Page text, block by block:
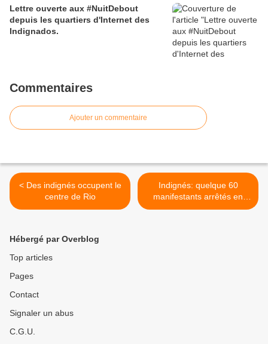
Lettre ouverte aux #NuitDebout
depuis les quartiers d'Internet des
Indignados.
Commentaires
Ajouter un commentaire
< Des indignés occupent le
centre de Rio
Indignés: quelque 60
manifestants arrêtés en
Californie >
Hébergé par Overblog
Top articles
Pages
Contact
Signaler un abus
C.G.U.